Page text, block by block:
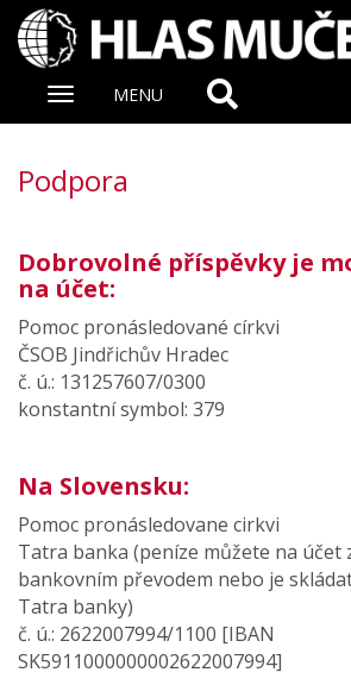
Zobrazit
MENU
Podpora
Dobrovolné příspěvky je
na účet:
Pomoc pronásledované církvi
ČSOB Jindřichův Hradec
č. ú.: 131257607/0300
konstantní symbol: 379
Na Slovensku:
Pomoc pronásledovane cirkvi
Tatra banka (peníze můžete na účet
bankovním převodem nebo je
Tatra banky)
č. ú.: 2622007994/1100 [IBAN
SK5911000000002622007994]